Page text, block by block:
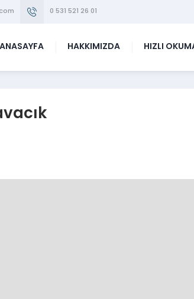
0 531 521 26 01
ANASAYFA HAKKIMIZDA HIZLI